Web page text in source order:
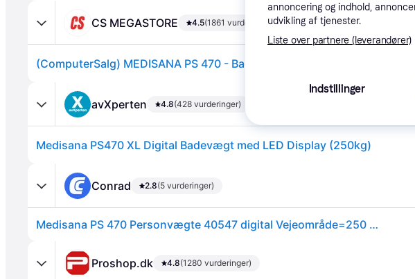
CS MEGASTORE 4.5(1861 vurderinger)
(ComputerSalg) MEDISANA PS 470 - Badevægte
avXperten 4.8(428 vurderinger)
Medisana PS470 XL Digital Badevægt med LED Display (250kg)
Conrad 2.8(5 vurderinger)
Medisana PS 470 Personvægte 40547 digital Vejeområde=250 kg Hvid
Proshop.dk 4.8(1280 vurderinger)
annoncering og indhold,
udvikling af tjenester.
Liste over partnere (leverandører)
Indstillinger